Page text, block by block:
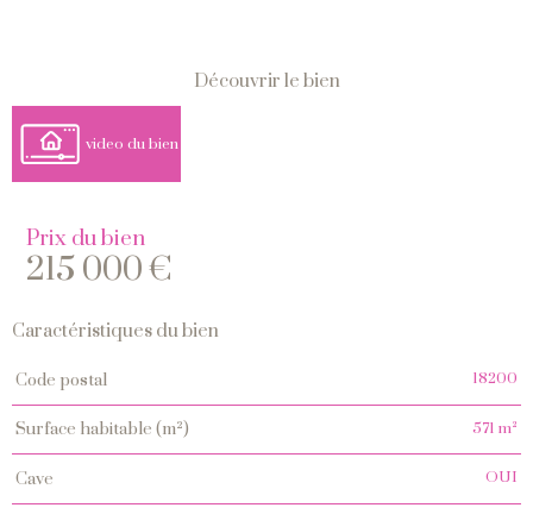
découvrir le bien
video du bien
Prix du bien
215 000 €
Caractéristiques du bien
Caractéristiques
code postal 18200
surface habitable (m²) 571 m²
cave OUI